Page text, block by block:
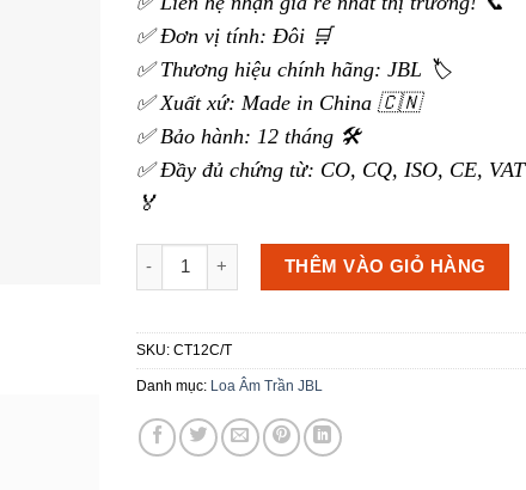
✅ Đơn vị tính: Đôi 🛒
✅ Thương hiệu chính hãng: JBL 🏷️
✅ Xuất xứ: Made in China 🇨🇳
✅ Bảo hành: 12 tháng 🛠️
✅ Đầy đủ chứng từ: CO, CQ, ISO, CE, VAT
🏅
Loa Âm Trần JBL Control 12C/T số lượng
THÊM VÀO GIỎ HÀNG
SKU: CT12C/T
Danh mục: Loa Âm Trần JBL